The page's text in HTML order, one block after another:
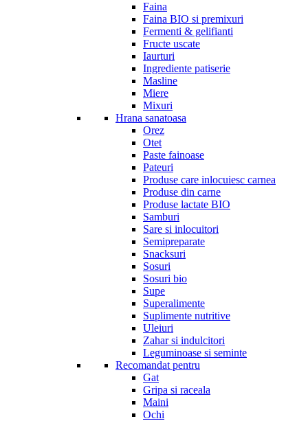
Faina
Faina BIO si premixuri
Fermenti & gelifianti
Fructe uscate
Iaurturi
Ingrediente patiserie
Masline
Miere
Mixuri
Hrana sanatoasa
Orez
Otet
Paste fainoase
Pateuri
Produse care inlocuiesc carnea
Produse din carne
Produse lactate BIO
Samburi
Sare si inlocuitori
Semipreparate
Snacksuri
Sosuri
Sosuri bio
Supe
Superalimente
Suplimente nutritive
Uleiuri
Zahar si indulcitori
Leguminoase si seminte
Recomandat pentru
Gat
Gripa si raceala
Maini
Ochi